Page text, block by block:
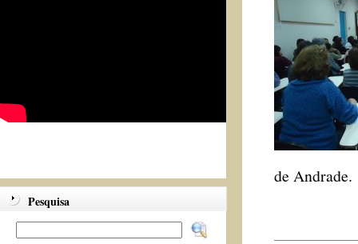
Pesquisa
de Andrade.